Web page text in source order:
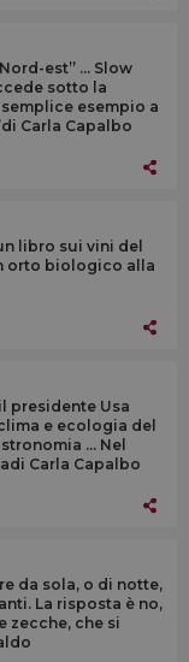
est” … Slow
sotto la
esempio a
Carla Capalbo
libro sui vini del
orto biologico alla
presidente Usa
e ecologia del
… Nel
Carla Capalbo
da sola, o di notte,
La risposta è no,
zecche, che si